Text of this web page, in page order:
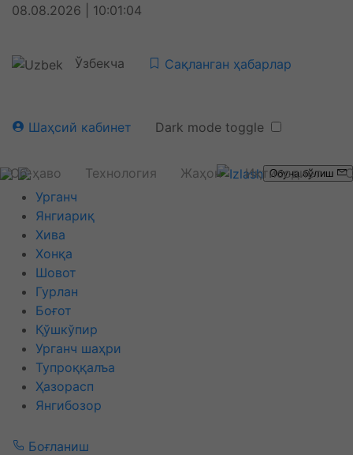
08.08.2026 | 10:01:04
Ўзбекча Сақланган ҳабарлар
Шаҳсий кабинет Dark mode toggle
Об-ҳаво Технология Жаҳон Иқтисодиёт
Обуна бўлиш
Урганч
Янгиариқ
Хива
Хонқа
Шовот
Гурлан
Боғот
Қўшкўпир
Урганч шаҳри
Тупроққалъа
Ҳазорасп
Янгибозор
Боғланиш